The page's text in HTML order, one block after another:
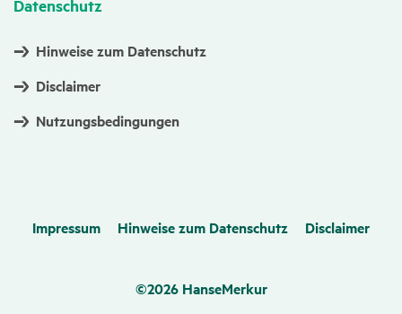
Daten­schutz
Hinweise zum Datenschutz
Disclaimer
Nutzungsbedingungen
©2026 HanseMerkur
Impressum Hinweise zum Datenschutz Disclaimer